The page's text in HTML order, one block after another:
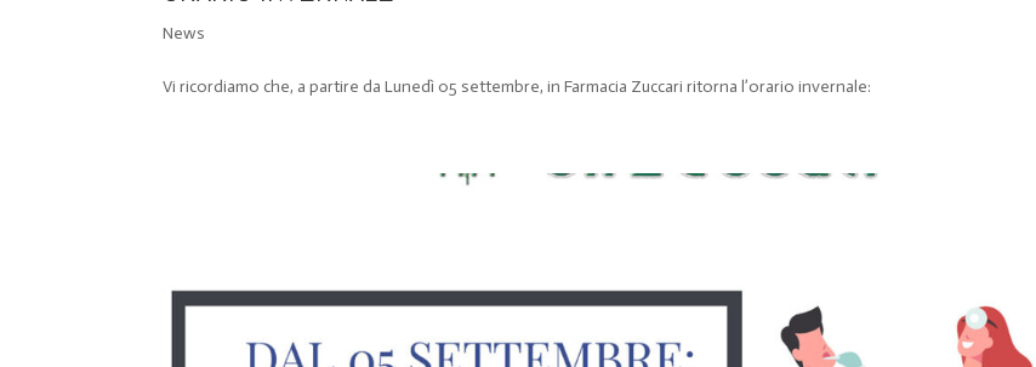
News
Vi ricordiamo che, a partire da Lunedì 05 settembre, in Farmacia Zuccari ritorna l’orario invernale: